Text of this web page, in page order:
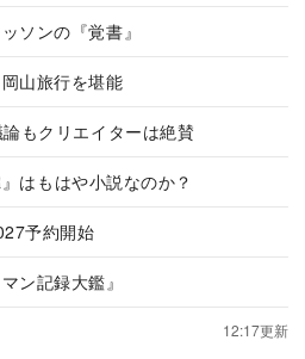
ソンの『覚書』
山旅行を堪能
論もクリエイターは絶賛
はもはや小説なのか？
予約開始
ン記録大鑑』
12:17更新